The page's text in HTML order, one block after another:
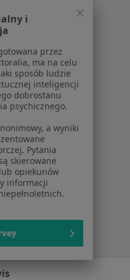
leczone
w Legionowie
w Legionowie
Legionowie
Legionowie
i
przez
ma na celu
sposób ludzie
inteligencji
dobrostanu
psychicznego.
a wyniki
Pytania
skierowane
opiekunów
informacji